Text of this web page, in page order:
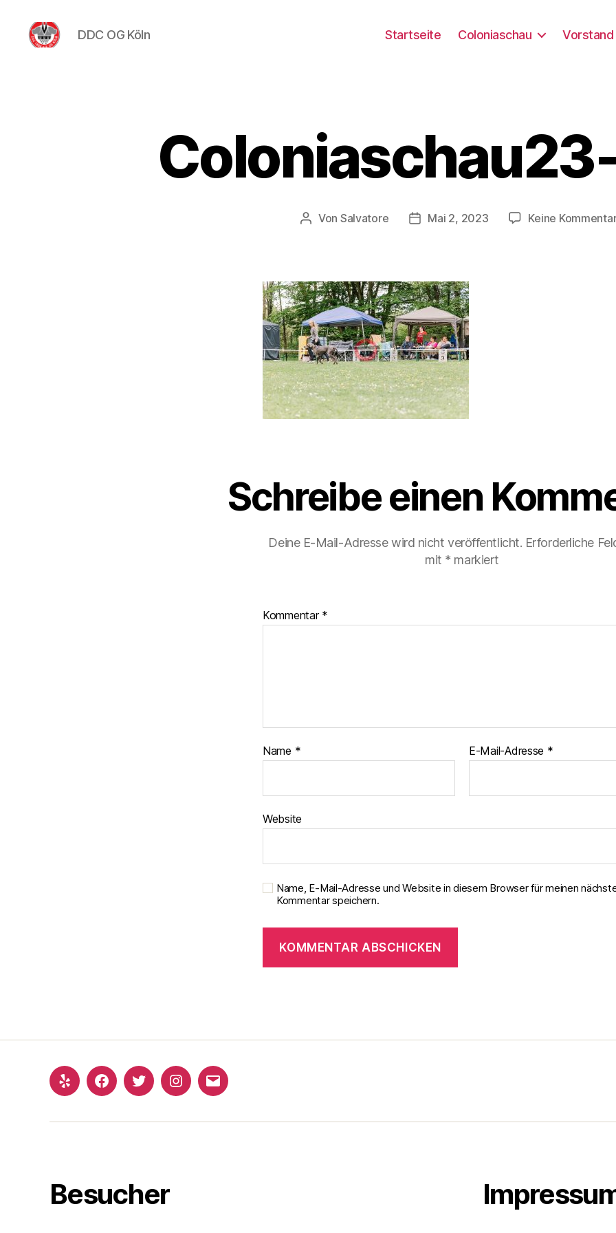
DDC OG Köln Startseite Coloniaschau Vorstand
Beitragsautor
Von Salvatore Beitragsdatum
Mai 2, 2023 Keine
Schreibe einen
Deine E-Mail-Adresse wird nicht veröffentlicht. Erforderliche
mit * markiert
Kommentar *
Name * E-Mail-Adresse *
Website
Name, E-Mail-Adresse und Website in diesem Browser für meinen
Kommentar speichern.
Yelp FacebookTwitterInstagram
E-
Besucher